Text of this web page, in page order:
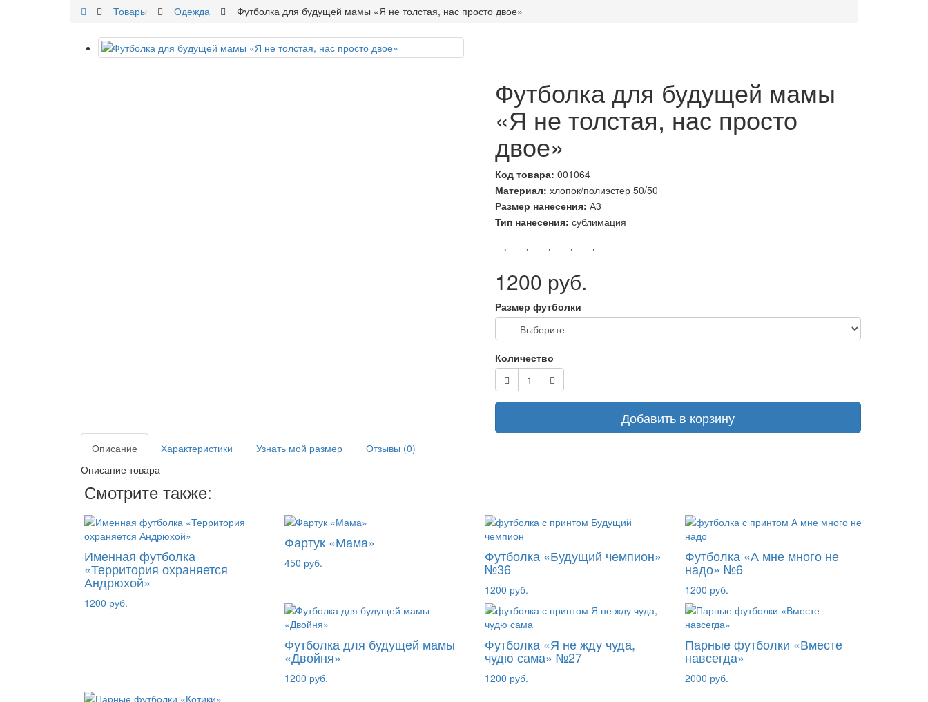
Товары
Одежда Футболка для будущей мамы «Я не толстая, нас просто двое»
Футболка для будущей мамы
«Я не толстая, нас просто
двое»
Код товара: 001064
Материал: хлопок/полиэстер 50/50
Размер нанесения: А3
Тип нанесения: сублимация
1200 руб.
Размер футболки
Количество
Добавить в корзину
Описание Характеристики Узнать мой размер
Отзывы (0)
Описание товара
Смотрите также:
Именная футболка
«Территория охраняется
Андрюхой»
1200 руб.
Фартук «Мама»
450 руб. Футболка «Будущий чемпион»
№36
1200 руб.
Футболка «А мне много не
надо» №6
1200 руб.
Футболка для будущей мамы
«Двойня»
1200 руб.
Футболка «Я не жду чуда,
чудю сама» №27
1200 руб.
Парные футболки «Вместе
навсегда»
2000 руб.